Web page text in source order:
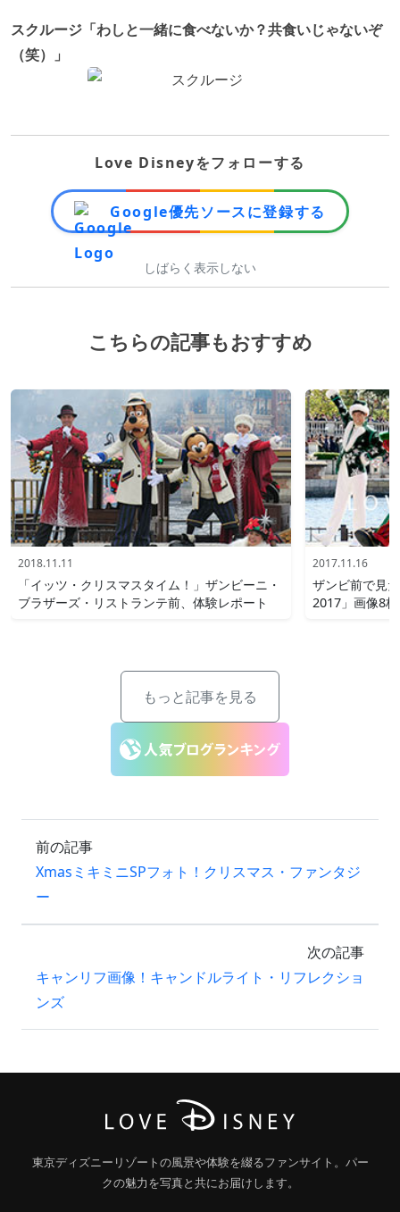
スクルージ「わしと一緒に食べないか？共食いじゃないぞ
（笑）」
Love Disneyをフォローする
Google優先ソースに登録する
しばらく表示しない
こちらの記事もおすすめ
2018.11.11
「イッツ・クリスマスタイム！」ザンビーニ・
ブラザーズ・リストランテ前、体験レポート
2017.11.16
ザンビ前で見
2017」画像8
もっと記事を見る
前の記事
XmasミキミニSPフォト！クリスマス・ファンタジ
ー
次の記事
キャンリフ画像！キャンドルライト・リフレクショ
ンズ
東京ディズニーリゾートの風景や体験を綴るファンサイト。パー
クの魅力を写真と共にお届けします。